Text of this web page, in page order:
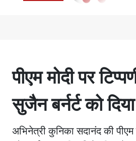
पीएम मोदी पर
सुजैन बर्नर्ट को
अभिनेत्री कुनिका सदानंद की